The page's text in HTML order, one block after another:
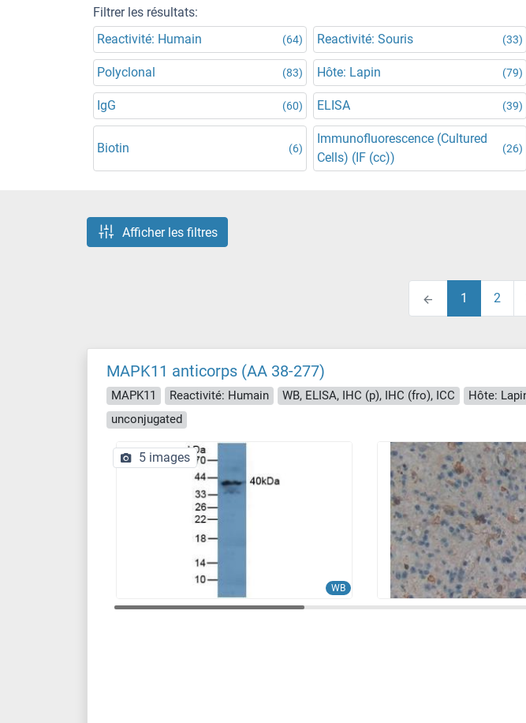
Filtrer les résultats:
Reactivité: Humain
(64) Reactivité: Souris (33)
Polyclonal (83) Hôte: Lapin (79)
IgG (60) ELISA (39)
Biotin (6)
Immunofluorescence (Cultured
Cells) (IF (cc))
(26)
Afficher les filtres
1 2
MAPK11 anticorps (AA 38-277)
MAPK11 Reactivité: Humain WB, ELISA, IHC (p), IHC (fro), ICC Hôte:
unconjugated
WB
5 images